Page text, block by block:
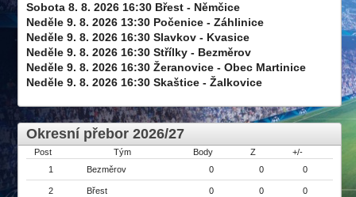
Sobota 8. 8. 2026 16:30 Břest - Němčice
Neděle 9. 8. 2026 13:30 Počenice - Záhlinice
Neděle 9. 8. 2026 16:30 Slavkov - Kvasice
Neděle 9. 8. 2026 16:30 Střílky - Bezměrov
Neděle 9. 8. 2026 16:30 Žeranovice - Obec Martinice
Neděle 9. 8. 2026 16:30 Skaštice - Žalkovice
Okresní přebor 2026/27
Post Tým Body Z
+/-
1
Bezměrov 0 0 0
2 Břest 0 0 0